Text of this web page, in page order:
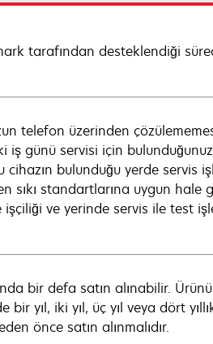
tarafından desteklendiği
telefon üzerinden
iş günü servisi için
bulunduğu yerde servis
sıkı standartlarına uygun hale
ve yerinde servis ile test
bir defa satın alınabilir. Ürünü
yıl, iki yıl, üç yıl veya dört
önce satın alınmalıdır.